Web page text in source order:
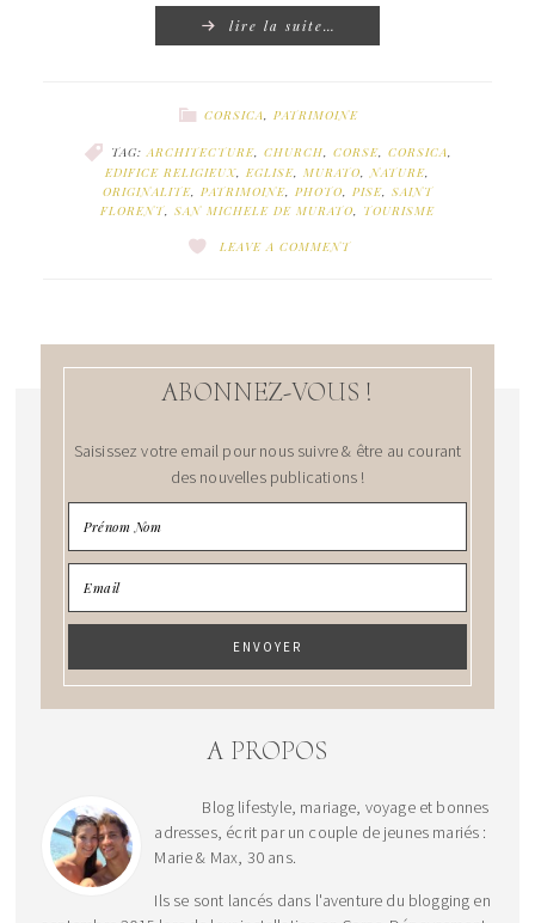
lire la suite…
CORSICA PATRIMOINE
TAG: ARCHITECTURE, CHURCH CORSE, CORSICA
EDIFICE RELIGIEUX EGLISE MURATO NATURE
ORIGINALITE, PATRIMOINE, PHOTO PISE, SAINT
FLORENT SAN MICHELE DE MURATO TOURISME
LEAVE A COMMENT
ABONNEZ-VOUS !
Saisissez votre email pour nous suivre & être au courant
des nouvelles publications !
A PROPOS
Blog lifestyle, mariage, voyage et bonnes
adresses, écrit par un couple de jeunes mariés :
Marie & Max, 30 ans.
Ils se sont lancés dans l'aventure du blogging en